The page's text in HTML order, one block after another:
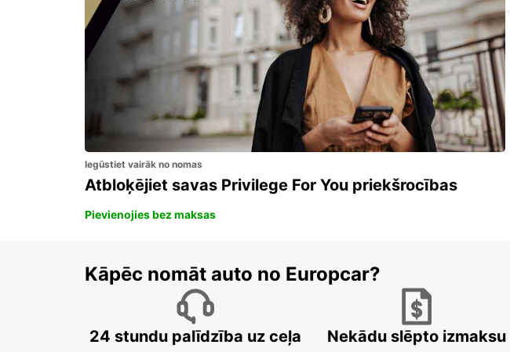
Iegūstiet vairāk no nomas
Atbloķējiet savas Privilege For You priekšrocības
Pievienojies bez maksas
Kāpēc nomāt auto no Europcar?
24 stundu palīdzība uz ceļa Nekādu slēpto izmaksu